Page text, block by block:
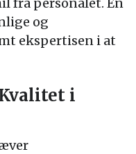
og
ekspertisen i at
i